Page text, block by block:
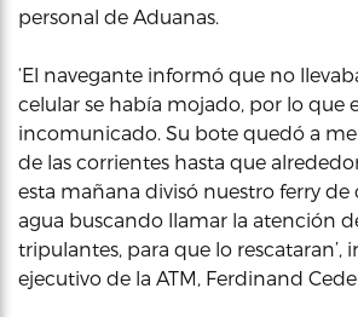
personal de Aduanas.
‘El navegante informó que no
celular se había mojado, por lo que
incomunicado. Su bote quedó a
de las corrientes hasta que
esta mañana divisó nuestro ferry de
agua buscando llamar la atención
tripulantes, para que lo rescataran’,
ejecutivo de la ATM, Ferdinand